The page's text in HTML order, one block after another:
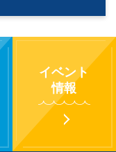
イベント
情報